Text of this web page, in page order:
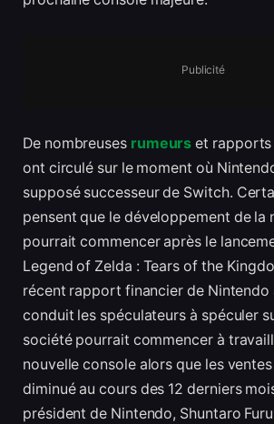
Publicité
De nombreuses rumeurs et
ont circulé sur le moment où
supposé successeur de Switch.
pensent que le développement de la
pourrait commencer après le
Legend of Zelda : Tears of the
récent rapport financier de Nintendo
conduit les spéculateurs à spéculer
société pourrait commencer à
nouvelle console alors que les
diminué au cours des 12 derniers
président de Nintendo, Shuntaro